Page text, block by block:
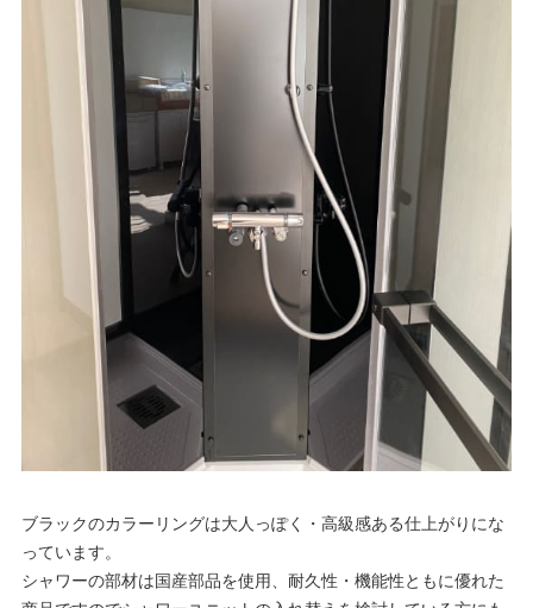
ブラックのカラーリングは大人っぽく・高級感ある仕上がりにな
っています。
シャワーの部材は国産部品を使用、耐久性・機能性ともに優れた